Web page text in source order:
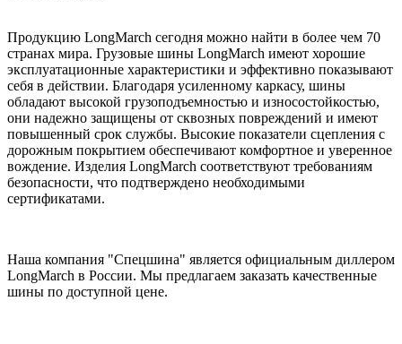
Продукцию LongMarch сегодня можно найти в более чем 70
странах мира. Грузовые шины LongMarch имеют хорошие
эксплуатационные характеристики и эффективно показывают
себя в действии. Благодаря усиленному каркасу, шины
обладают высокой грузоподъемностью и износостойкостью,
они надежно защищены от сквозных повреждений и имеют
повышенный срок службы. Высокие показатели сцепления с
дорожным покрытием обеспечивают комфортное и уверенное
вождение. Изделия LongMarch соответствуют требованиям
безопасности, что подтверждено необходимыми
сертификатами.
Наша компания "Спецшина" является официальным диллером
LongMarch в России. Мы предлагаем заказать качественные
шины по доступной цене.